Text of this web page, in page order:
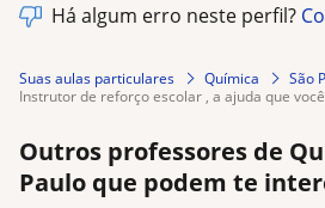
Há algum erro neste perfil?
Suas aulas particulares Química
São
instrutor de reforço escolar , a ajuda que
Outros professores de
Paulo que podem te